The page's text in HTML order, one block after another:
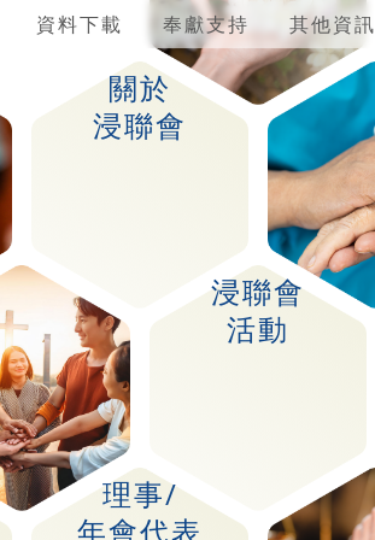
資料下載 奉獻支持 其他資訊
關於
浸聯會
浸聯會
活動
理事/
年會代表